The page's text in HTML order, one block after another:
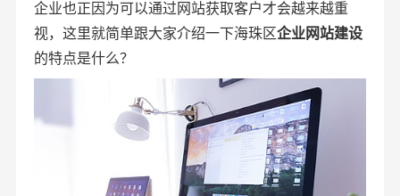
企业也正因为可以通过网站获取客户才会越来越重
视，这里就简单跟大家介绍一下海珠区企业网站建设
的特点是什么？